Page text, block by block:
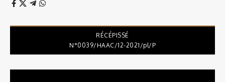
RÉCÉPISSÉ
N°0039/HAAC/12-2021/pl/P